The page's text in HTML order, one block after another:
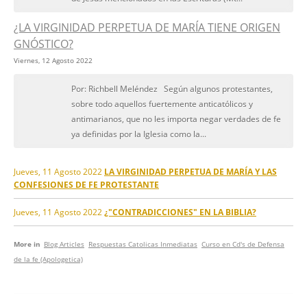
¿LA VIRGINIDAD PERPETUA DE MARÍA TIENE ORIGEN
GNÓSTICO?
Viernes, 12 Agosto 2022
Por: Richbell Meléndez Según algunos protestantes,
sobre todo aquellos fuertemente anticatólicos y
antimarianos, que no les importa negar verdades de fe
ya definidas por la Iglesia como la...
Jueves, 11 Agosto 2022 LA VIRGINIDAD PERPETUA DE MARÍA Y LAS
CONFESIONES DE FE PROTESTANTE
Jueves, 11 Agosto 2022 ¿"CONTRADICCIONES" EN LA BIBLIA?
More in Blog Articles Respuestas Catolicas Inmediatas Curso en Cd's de Defensa
de la fe (Apologetica)